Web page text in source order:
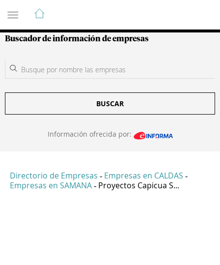
Guía de Empresas Colombianas
Buscador de información de empresas
BUSCAR
Información ofrecida por:
Directorio de Empresas - Empresas en CALDAS -
Empresas en SAMANA - Proyectos Capicua S...